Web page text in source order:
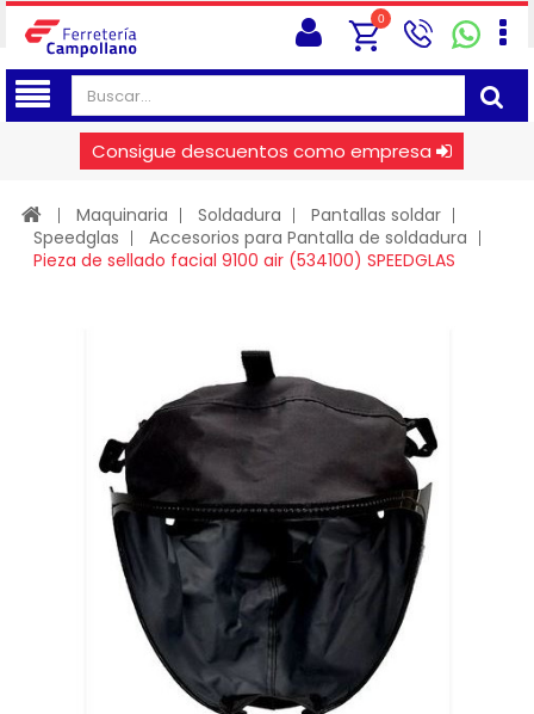
0
Consigue descuentos como empresa
Maquinaria Soldadura
Pantallas soldar
Speedglas
Accesorios para Pantalla de soldadura
Pieza de sellado facial 9100 air (534100) SPEEDGLAS